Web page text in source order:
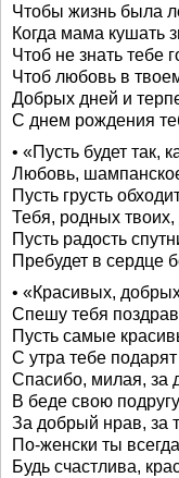
Чтобы жизнь была
Когда мама кушать
Чтоб не знать тебе
Чтоб любовь в
Добрых дней и
С днем рождения
• «Пусть будет так,
Любовь,
Пусть грусть
Тебя, родных твоих,
Пусть радость
Пребудет в сердце
• «Красивых,
Спешу тебя
Пусть самые
С утра тебе
Спасибо, милая, за
В беде свою
За добрый нрав, за
По-женски ты
Будь счастлива,